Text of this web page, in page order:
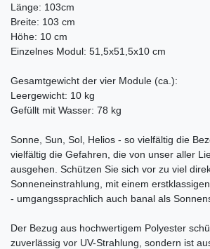
Länge: 103cm
Breite: 103 cm
Höhe: 10 cm
Einzelnes Modul: 51,5x51,5x10 cm
Gesamtgewicht der vier Module (ca.):
Leergewicht: 10 kg
Gefüllt mit Wasser: 78 kg
Sonne, Sun, Sol, Helios - so vielfältig die
vielfältig die Gefahren, die von unser aller
ausgehen. Schützen Sie sich vor zu viel
Sonneneinstrahlung, mit einem
- umgangssprachlich auch banal als
Der Bezug aus hochwertigem Polyester
zuverlässig vor UV-Strahlung, sondern ist